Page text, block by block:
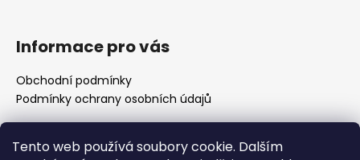
Tento web používá soubory cookie. Dalším
Informace pro vás
Obchodní podmínky
Podmínky ochrany osobních údajů